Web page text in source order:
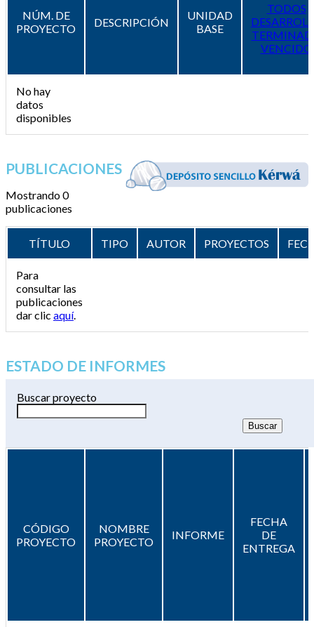
NÚM. DE
PROYECTO
DESCRIPCIÓN
UNIDAD
BASE
TODOS
VENCIDO
No hay
datos
disponibles
PUBLICACIONES
Mostrando 0
publicaciones
TÍTULO TIPO AUTOR PROYECTOS
Para
consultar las
publicaciones
dar clic aquí.
ESTADO DE INFORMES
Buscar proyecto
CÓDIGO
PROYECTO
NOMBRE
PROYECTO
INFORME
FECHA
DE
ENTREGA